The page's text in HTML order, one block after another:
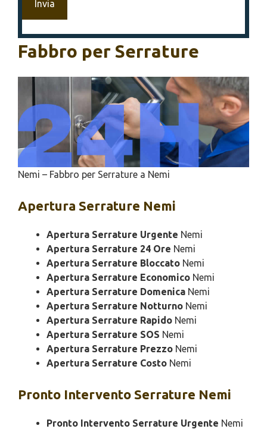
Fabbro per Serrature
Nemi – Fabbro per Serrature a Nemi
Apertura Serrature Nemi
Apertura Serrature Urgente Nemi
Apertura Serrature 24 Ore Nemi
Apertura Serrature Bloccato Nemi
Apertura Serrature Economico Nemi
Apertura Serrature Domenica Nemi
Apertura Serrature Notturno Nemi
Apertura Serrature Rapido Nemi
Apertura Serrature SOS Nemi
Apertura Serrature Prezzo Nemi
Apertura Serrature Costo Nemi
Pronto Intervento Serrature Nemi
Pronto Intervento Serrature Urgente Nemi